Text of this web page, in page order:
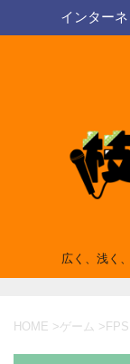
インター
広く、浅く
HOME >ゲーム > FPS